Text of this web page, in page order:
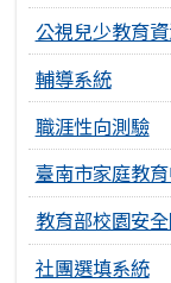
公視兒少教育
輔導系統
職涯性向測驗
臺南市家庭教
教育部校園安
社團選填系統